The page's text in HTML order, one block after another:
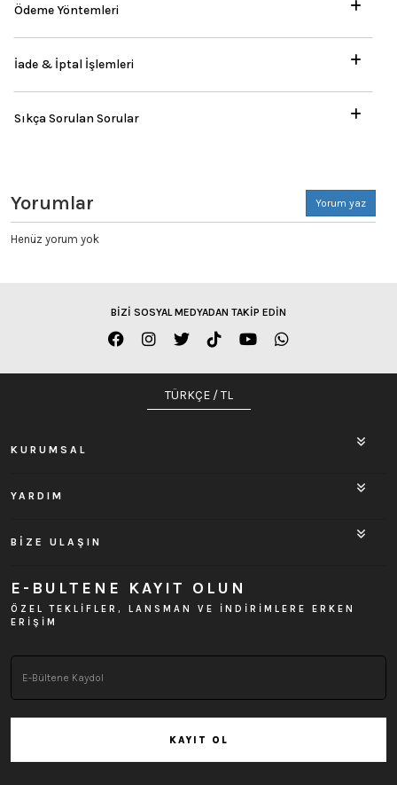
Ödeme Yöntemleri
İade & İptal İşlemleri
Sıkça Sorulan Sorular
Yorumlar Yorum yaz
Henüz yorum yok
BİZİ SOSYAL MEDYADAN TAKİP EDİN
TÜRKÇE / TL
KURUMSAL
YARDIM
BİZE ULAŞIN
E-BULTENE KAYIT OLUN
ÖZEL TEKLİFLER, LANSMAN VE İNDİRİMLERE ERKEN
ERİŞİM
KAYIT OL